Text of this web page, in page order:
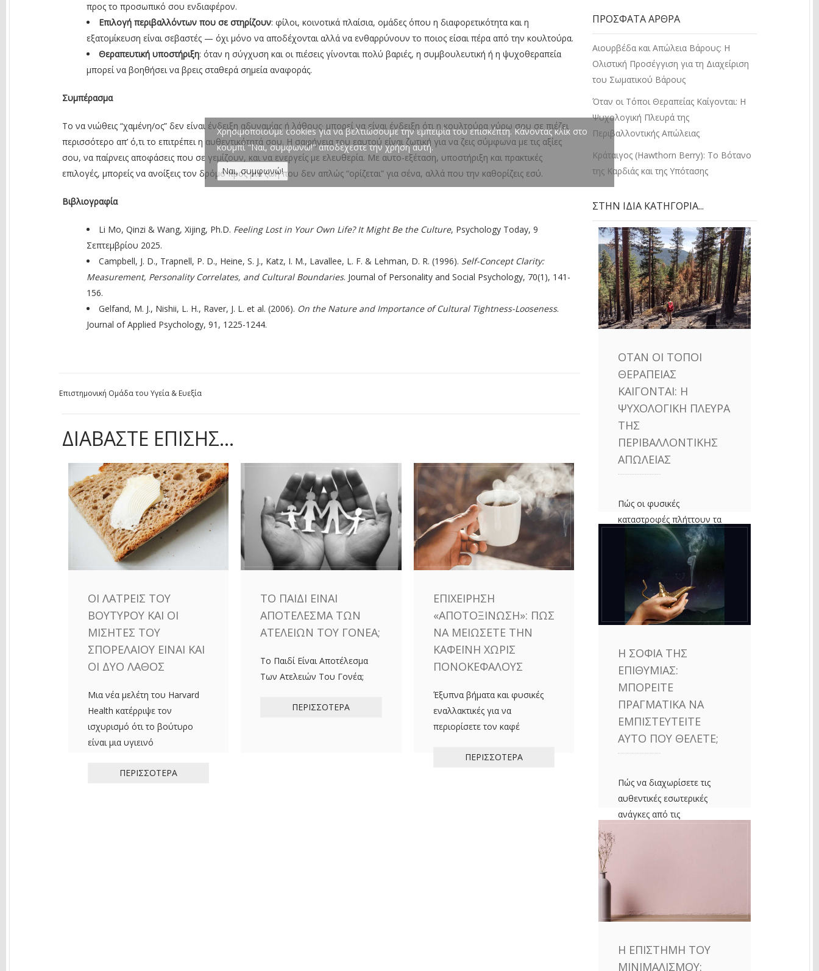
Χρησιμοποιούμε cookies για να βελτιώσουμε την εμπειρία του επισκέπτη. Κάνοντας κλίκ στο
κουμπί "Ναι, συμφωνώ!" αποδέχεστε την χρήση αυτή.
προς το προσωπικό σου ενδιαφέρον.
Επιλογή περιβαλλόντων που σε στηρίζουν: φίλοι, κοινοτικά πλαίσια, ομάδες όπου η διαφορετικότητα και η
εξατομίκευση είναι σεβαστές — όχι μόνο να αποδέχονται αλλά να ενθαρρύνουν το ποιος είσαι πέρα από την κουλτούρα.
Θεραπευτική υποστήριξη: όταν η σύγχυση και οι πιέσεις γίνονται πολύ βαριές, η συμβουλευτική ή η ψυχοθεραπεία
μπορεί να βοηθήσει να βρεις σταθερά σημεία αναφοράς.
Συμπέρασμα
Το να νιώθεις “χαμένη/ος” δεν είναι ένδειξη αδυναμίας ή λάθους· μπορεί να είναι ένδειξη ότι η κουλτούρα γύρω σου σε πιέζει
περισσότερο απ’ ό,τι το επιτρέπει η αυθεντικότητά σου. Η σαφήνεια του εαυτού είναι ζωτική για να ζεις σύμφωνα με τις αξίες
σου, να παίρνεις αποφάσεις που σε γεμίζουν, και να ενεργείς με ελευθερία. Με αυτο-εξέταση, υποστήριξη και πρακτικές
επιλογές, μπορείς να ανοίξεις τον δρόμο προς μια ζωή που δεν απλώς “ορίζεται” για σένα, αλλά που την καθορίζεις εσύ.
Βιβλιογραφία
Li Mo, Qinzi & Wang, Xijing, Ph.D. Feeling Lost in Your Own Life? It Might Be the Culture, Psychology Today, 9
Σεπτεμβρίου 2025.
Campbell, J. D., Trapnell, P. D., Heine, S. J., Katz, I. M., Lavallee, L. F. & Lehman, D. R. (1996). Self-Concept Clarity:
Measurement, Personality Correlates, and Cultural Boundaries. Journal of Personality and Social Psychology, 70(1), 141-
156.
Gelfand, M. J., Nishii, L. H., Raver, J. L. et al. (2006). On the Nature and Importance of Cultural Tightness-Looseness.
Journal of Applied Psychology, 91, 1225-1244.
Επιστημονική Ομάδα του Υγεία & Ευεξία
ΔΙΑΒΆΣΤΕ ΕΠΊΣΗΣ...
ΟΙ ΛΆΤΡΕΙΣ ΤΟΥ
ΒΟΥΤΎΡΟΥ ΚΑΙ ΟΙ
ΜΙΣΗΤΈΣ ΤΟΥ
ΣΠΟΡΕΛΑΊΟΥ ΕΊΝΑΙ ΚΑΙ
ΟΙ ΔΎΟ ΛΆΘΟΣ
Μια νέα μελέτη του Harvard
Health κατέρριψε τον
ισχυρισμό ότι το βούτυρο
είναι μια υγιεινό
ΠΕΡΙΣΣΌΤΕΡΑ
ΤΟ ΠΑΙΔΊ ΕΊΝΑΙ
ΑΠΟΤΈΛΕΣΜΑ ΤΩΝ
ΑΤΕΛΕΙΏΝ ΤΟΥ ΓΟΝΈΑ;
Το Παιδί Είναι Αποτέλεσμα
Των Ατελειών Του Γονέα;
ΠΕΡΙΣΣΌΤΕΡΑ
ΕΠΙΧΕΊΡΗΣΗ
«ΑΠΟΤΟΞΊΝΩΣΗ»: ΠΏΣ
ΝΑ ΜΕΙΏΣΕΤΕ ΤΗΝ
ΚΑΦΕΪ́ΝΗ ΧΩΡΊΣ
ΠΟΝΟΚΕΦΆΛΟΥΣ
Έξυπνα βήματα και φυσικές
εναλλακτικές για να
περιορίσετε τον καφέ
ΠΕΡΙΣΣΌΤΕΡΑ
ΠΡΌΣΦΑΤΑ ΆΡΘΡΑ
Αιουρβέδα και Απώλεια Βάρους: Η
Ολιστική Προσέγγιση για τη Διαχείριση
του Σωματικού Βάρους
Όταν οι Τόποι Θεραπείας Καίγονται: Η
Ψυχολογική Πλευρά της
Περιβαλλοντικής Απώλειας
Κράταιγος (Hawthorn Berry): Το Βότανο
της Καρδιάς και της Υπότασης
ΣΤΗΝ ΊΔΙΑ ΚΑΤΗΓΟΡΊΑ...
ΌΤΑΝ ΟΙ ΤΌΠΟΙ
ΘΕΡΑΠΕΊΑΣ
ΚΑΊΓΟΝΤΑΙ: Η
ΨΥΧΟΛΟΓΙΚΉ ΠΛΕΥΡΆ
ΤΗΣ
ΠΕΡΙΒΑΛΛΟΝΤΙΚΉΣ
ΑΠΏΛΕΙΑΣ
Πώς οι φυσικές
καταστροφές πλήττουν τα
καταφύγια ψυχικής ευεξίας
και πώς να διαχειριστούμε
το «οικολογικό πένθος».
ΠΕΡΙΣΣΌΤΕΡΑ
Η ΣΟΦΊΑ ΤΗΣ
ΕΠΙΘΥΜΊΑΣ:
ΜΠΟΡΕΊΤΕ
ΠΡΑΓΜΑΤΙΚΆ ΝΑ
ΕΜΠΙΣΤΕΥΤΕΊΤΕ
ΑΥΤΌ ΠΟΥ ΘΈΛΕΤΕ;
Πώς να διαχωρίσετε τις
αυθεντικές εσωτερικές
ανάγκες από τις
Η ΕΠΙΣΤΉΜΗ ΤΟΥ
ΜΙΝΙΜΑΛΙΣΜΟΎ: